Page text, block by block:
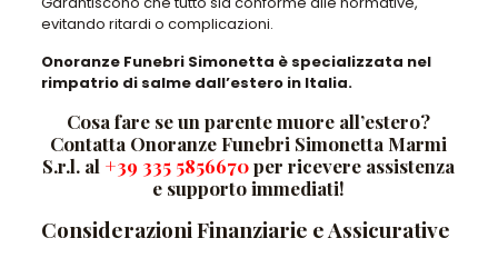
evitando ritardi o complicazioni.
Onoranze Funebri Simonetta è specializzata nel
rimpatrio di salme dall’estero in Italia.
Cosa fare se un parente muore all’estero?
Contatta Onoranze Funebri Simonetta Marmi
S.r.l. al +39 335 5856670per ricevere assistenza
e supporto immediati!
Considerazioni Finanziarie e Assicurative